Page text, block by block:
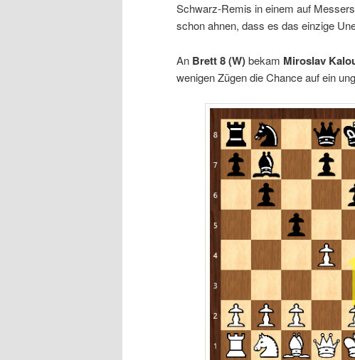
Schwarz-Remis in einem auf
schon ahnen, dass es das einzige
An Brett 8(W)bekam Miroslav
wenigen Zügen die Chance auf ein